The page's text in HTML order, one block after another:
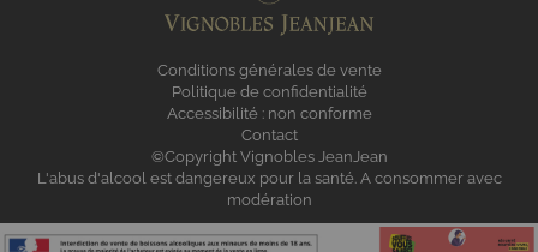
Conditions générales de vente
Politique de confidentialité
Accessibilité : non conforme
Contact
©Copyright Vignobles JeanJean
L'abus d'alcool est dangereux pour la santé. A consommer avec
modération